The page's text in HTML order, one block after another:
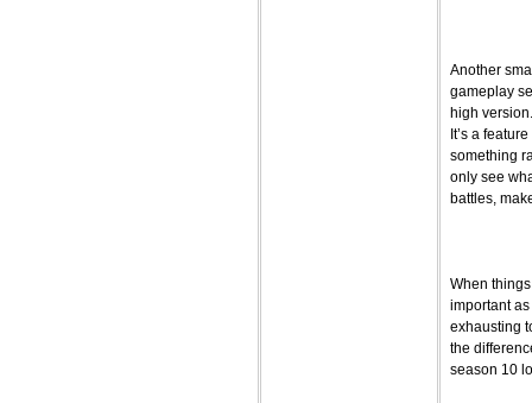
Another
gameplay
high
It’s a
something
only see
battles,
When
important
exhausting
the
season 10